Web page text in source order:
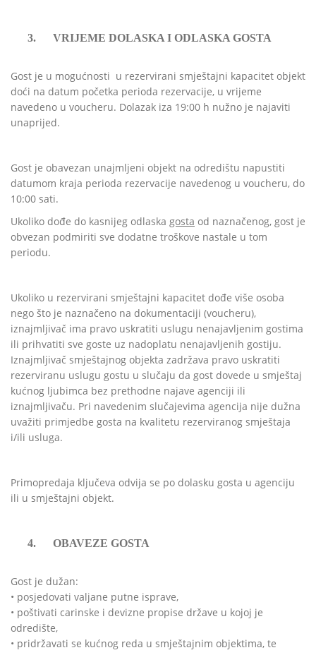
3. VRIJEME DOLASKA I ODLASKA GOSTA
Gost je u mogućnosti u rezervirani smještajni kapacitet objekt
doći na datum početka perioda rezervacije, u vrijeme
navedeno u voucheru. Dolazak iza 19:00 h nužno je najaviti
unaprijed.
Gost je obavezan unajmljeni objekt na odredištu napustiti
datumom kraja perioda rezervacije navedenog u voucheru, do
10:00 sati.
Ukoliko dođe do kasnijeg odlaska gosta od naznačenog, gost je
obvezan podmiriti sve dodatne troškove nastale u tom
periodu.
Ukoliko u rezervirani smještajni kapacitet dođe više osoba
nego što je naznačeno na dokumentaciji (voucheru),
iznajmljivač ima pravo uskratiti uslugu nenajavljenim gostima
ili prihvatiti sve goste uz nadoplatu nenajavljenih gostiju.
Iznajmljivač smještajnog objekta zadržava pravo uskratiti
rezerviranu uslugu gostu u slučaju da gost dovede u smještaj
kućnog ljubimca bez prethodne najave agenciji ili
iznajmljivaču. Pri navedenim slučajevima agencija nije dužna
uvažiti primjedbe gosta na kvalitetu rezerviranog smještaja
i/ili usluga.
Primopredaja ključeva odvija se po dolasku gosta u agenciju
ili u smještajni objekt.
4. OBAVEZE GOSTA
Gost je dužan:
• posjedovati valjane putne isprave,
• poštivati carinske i devizne propise države u kojoj je
odredište,
• pridržavati se kućnog reda u smještajnim objektima, te